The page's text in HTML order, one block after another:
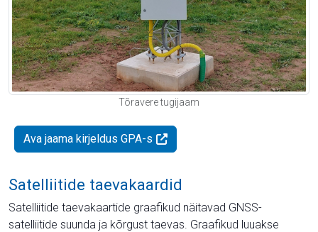
Tõravere tugijaam
Ava jaama kirjeldus GPA-s
Satelliitide taevakaardid
Satelliitide taevakaartide graafikud näitavad GNSS-
satelliitide suunda ja kõrgust taevas. Graafikud luuakse